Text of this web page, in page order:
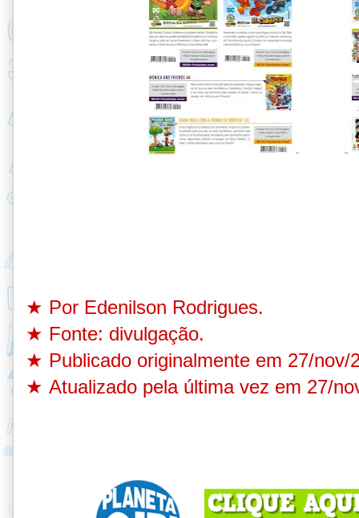
★ Por Edenilson Rodrigues.
★ Fonte: divulgação.
★ Publicado originalmente em 27/nov/
★ Atualizado pela última vez em 27/